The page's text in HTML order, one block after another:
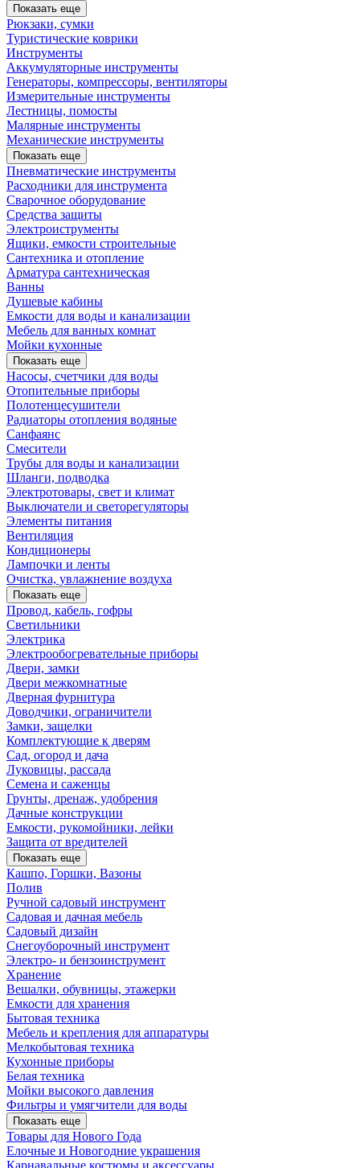
Показать еще
Рюкзаки, сумки
Туристические коврики
Инструменты
Аккумуляторные инструменты
Генераторы, компрессоры, вентиляторы
Измерительные инструменты
Лестницы, помосты
Малярные инструменты
Механические инструменты
Показать еще
Пневматические инструменты
Расходники для инструмента
Сварочное оборудование
Средства защиты
Электроиструменты
Ящики, емкости строительные
Сантехника и отопление
Арматура сантехническая
Ванны
Душевые кабины
Емкости для воды и канализации
Мебель для ванных комнат
Мойки кухонные
Показать еще
Насосы, счетчики для воды
Отопительные приборы
Полотенцесушители
Радиаторы отопления водяные
Санфаянс
Смесители
Трубы для воды и канализации
Шланги, подводка
Электротовары, свет и климат
Выключатели и светорегуляторы
Элементы питания
Вентиляция
Кондиционеры
Лампочки и ленты
Очистка, увлажнение воздуха
Показать еще
Провод, кабель, гофры
Светильники
Электрика
Электрообогревательные приборы
Двери, замки
Двери межкомнатные
Дверная фурнитура
Доводчики, ограничители
Замки, защелки
Комплектующие к дверям
Сад, огород и дача
Луковицы, рассада
Семена и саженцы
Грунты, дренаж, удобрения
Дачные конструкции
Емкости, рукомойники, лейки
Защита от вредителей
Показать еще
Кашпо, Горшки, Вазоны
Полив
Ручной садовый инструмент
Садовая и дачная мебель
Садовый дизайн
Снегоуборочный инструмент
Электро- и бензоинструмент
Хранение
Вешалки, обувницы, этажерки
Емкости для хранения
Бытовая техника
Мебель и крепления для аппаратуры
Мелкобытовая техника
Кухонные приборы
Белая техника
Мойки высокого давления
Фильтры и умягчители для воды
Показать еще
Товары для Нового Года
Елочные и Новогодние украшения
Карнавальные костюмы и аксессуары